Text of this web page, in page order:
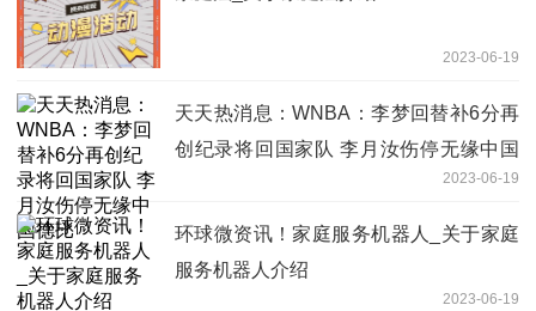
2023-06-19
天天热消息：WNBA：李梦回替补6分再
创纪录将回国家队 李月汝伤停无缘中国
2023-06-19
环球微资讯！家庭服务机器人_关于家庭
服务机器人介绍
2023-06-19